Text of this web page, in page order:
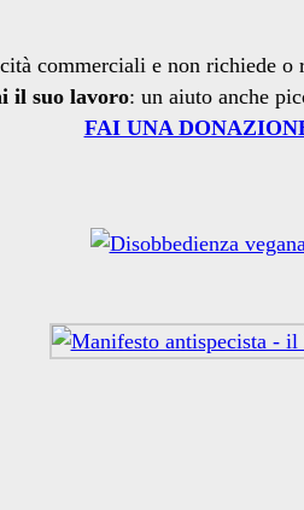
commerciali e non richiede
il suo lavoro: un aiuto anche
FAI UNA